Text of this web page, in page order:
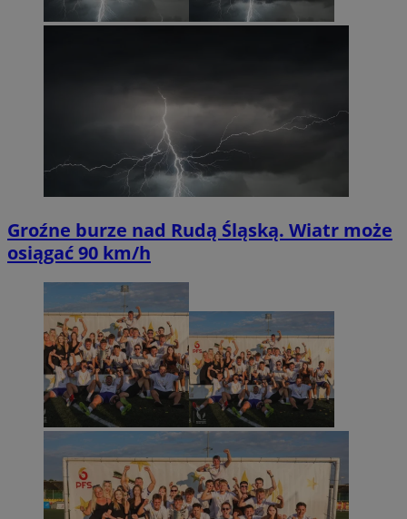
Groźne burze nad Rudą Śląską. Wiatr może
osiągać 90 km/h